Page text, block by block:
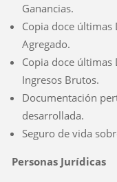
Ganancias.
Copia doce últimas
Agregado.
Copia doce últimas
Ingresos Brutos.
Documentación
desarrollada.
Seguro de vida
Personas Jurídicas